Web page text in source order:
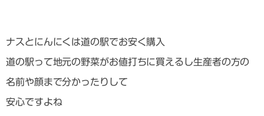
ナスとにんにくは道の駅でお安く購入
道の駅って地元の野菜がお値打ちに買えるし生産者の方の
名前や顔まで分かったりして
安心ですよね